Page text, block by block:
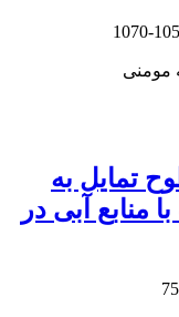
1055-
مومنی
تمایل به
آبی در